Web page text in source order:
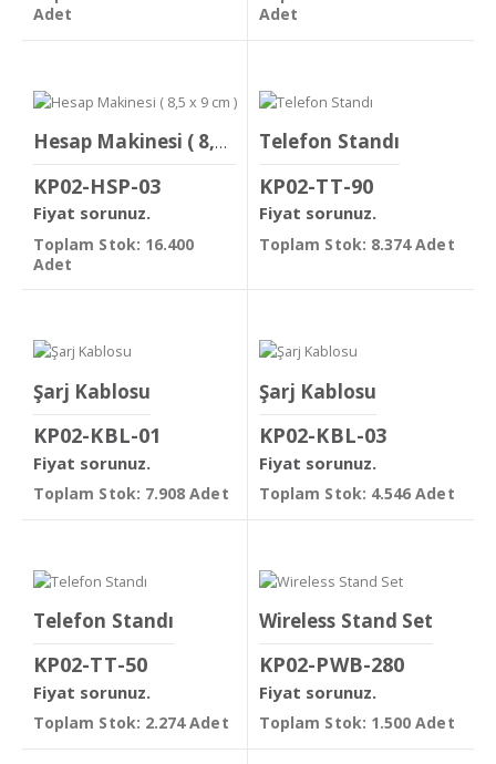
Adet
Adet
Hesap Makinesi ( 8,5 x 9 cm )
KP02-HSP-03
Fiyat sorunuz.
Toplam Stok: 16.400
Adet
Telefon Standı
KP02-TT-90
Fiyat sorunuz.
Toplam Stok: 8.374 Adet
Şarj Kablosu
KP02-KBL-01
Fiyat sorunuz.
Toplam Stok: 7.908 Adet
Şarj Kablosu
KP02-KBL-03
Fiyat sorunuz.
Toplam Stok: 4.546 Adet
Telefon Standı
KP02-TT-50
Fiyat sorunuz.
Toplam Stok: 2.274 Adet
Wireless Stand Set
KP02-PWB-280
Fiyat sorunuz.
Toplam Stok: 1.500 Adet